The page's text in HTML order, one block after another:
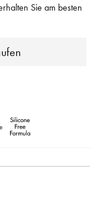
Sie am besten